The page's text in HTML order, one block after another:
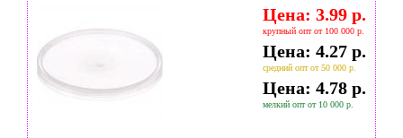
Цена: 3.99 р.
крупный опт от 100 000 р.
Цена: 4.27 р.
средний опт от 50 000 р.
Цена: 4.78 р.
мелкий опт от 10 000 р.